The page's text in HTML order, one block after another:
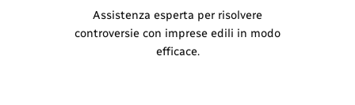
Assistenza esperta per risolvere
controversie con imprese edili in modo
efficace.